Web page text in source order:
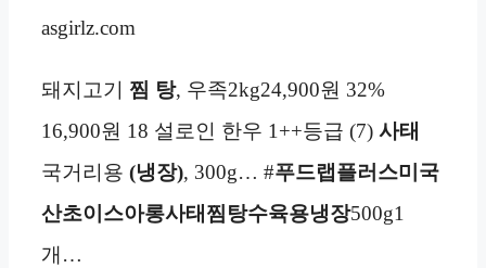
asgirlz.com
돼지고기 찜 탕, 우족2kg24,900원 32%
16,900원 18 설로인 한우 1++등급 (7) 사태
국거리용 (냉장), 300g… #푸드랩플러스미국
산초이스아롱사태찜탕수육용냉장500g1
개…